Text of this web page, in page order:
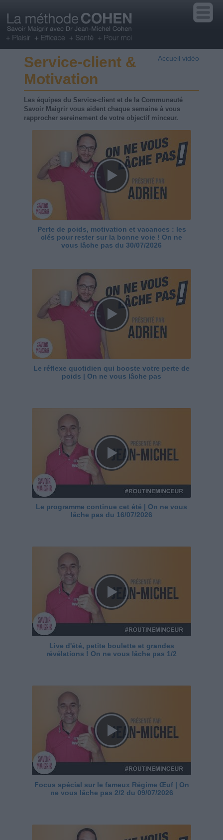
Accueil vidéo
Service-client &
Motivation
Les équipes du Service-client et de la Communauté
Savoir Maigrir vous aident chaque semaine à vous
rapprocher sereinement de votre objectif minceur.
Perte de poids, motivation et vacances : les
clés pour rester sur la bonne voie ! On ne
vous lâche pas du 30/07/2026
Le réflexe quotidien qui booste votre perte de
poids | On ne vous lâche pas
Le programme continue cet été | On ne vous
lâche pas du 16/07/2026
Live d'été, petite boulette et grandes
révélations ! On ne vous lâche pas 1/2
Focus spécial sur le fameux Régime Œuf | On
ne vous lâche pas 2/2 du 09/07/2026